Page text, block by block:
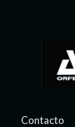
Contacto